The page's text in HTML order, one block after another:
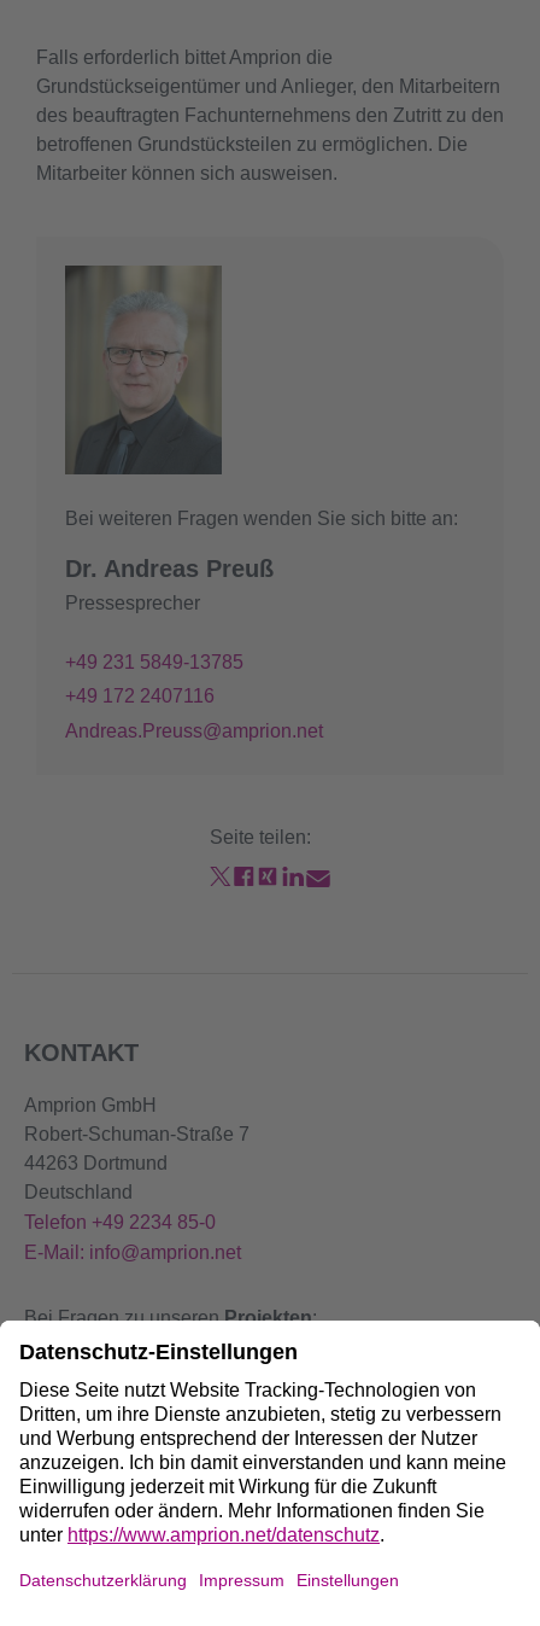
Falls erforderlich bittet Amprion die
Grundstückseigentümer und Anlieger, den Mitarbeitern
des beauftragten Fachunternehmens den Zutritt zu den
betroffenen Grundstücksteilen zu ermöglichen. Die
Mitarbeiter können sich ausweisen.
Bei weiteren Fragen wenden Sie sich bitte an:
Dr. Andreas Preuß
Pressesprecher
+49 231 5849-13785
+49 172 2407116
Andreas.Preuss@amprion.net
Seite teilen:
KONTAKT
Amprion GmbH
Robert-Schuman-Straße 7
44263 Dortmund
Deutschland
Telefon +49 2234 85-0
E-Mail: info@amprion.net
Bei Fragen zu unserenProjekten:
+49 800 584 9000
BeiStörungen an unseren Anlagen:
+49 800 490 4000
Social Media: